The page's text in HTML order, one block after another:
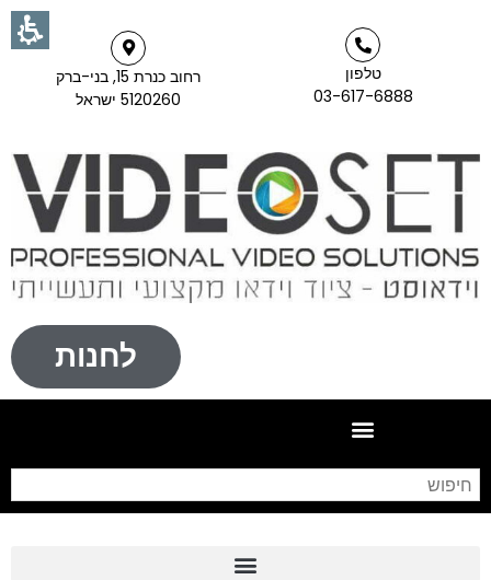
טלפון
03-617-6888
רחוב כנרת 15, בני-ברק
5120260 ישראל
לחנות